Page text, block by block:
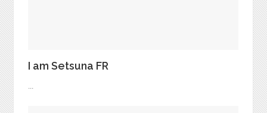
I am Setsuna FR